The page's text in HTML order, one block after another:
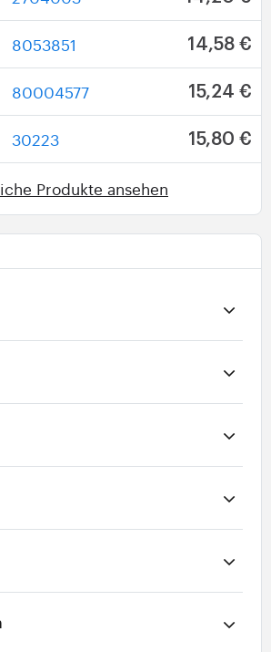
8053851 14,58 €
80004577 15,24 €
30223 15,80 €
Produkte ansehen